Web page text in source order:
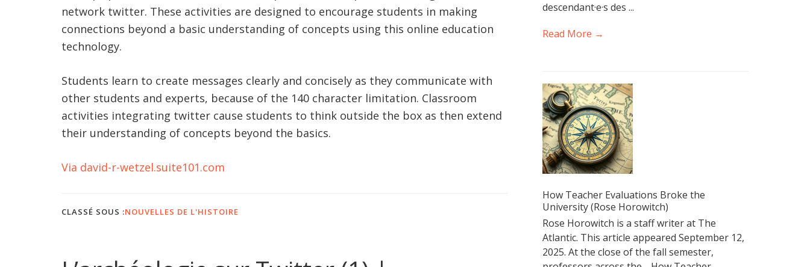
network twitter. These activities are designed to encourage students in making
connections beyond a basic understanding of concepts using this online education
technology.
Students learn to create messages clearly and concisely as they communicate with
other students and experts, because of the 140 character limitation. Classroom
activities integrating twitter cause students to think outside the box as then extend
their understanding of concepts beyond the basics.
Via david-r-wetzel.suite101.com
CLASSÉ SOUS :NOUVELLES DE L'HISTOIRE
descendant·e·s des ...
Read More →
How Teacher Evaluations Broke the
University (Rose Horowitch)
Rose Horowitch is a staff writer at The
Atlantic. This article appeared September 12,
2025. At the close of the fall semester,